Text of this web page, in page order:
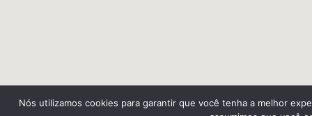
Nós utilizamos cookies para garantir que você tenha a melhor